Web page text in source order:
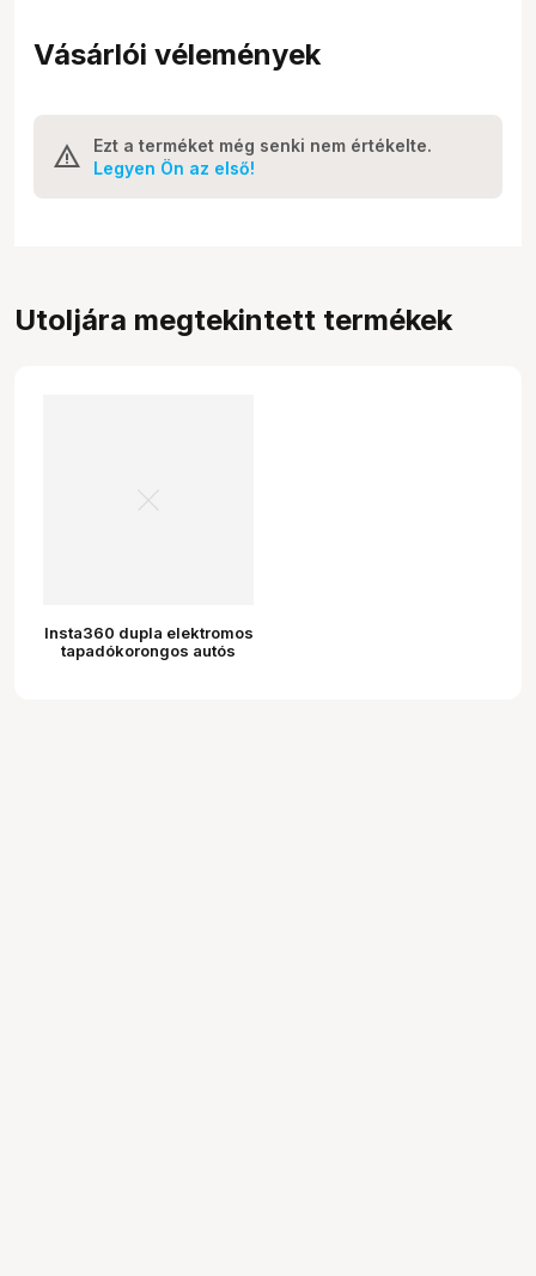
Vásárlói vélemények
Ezt a terméket még senki nem értékelte.
Legyen Ön az első!
Utoljára megtekintett termékek
Insta360 dupla elektromos
tapadókorongos autós